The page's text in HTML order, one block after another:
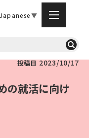
Japanese▼
投稿日 2023/10/17
の就活に向け